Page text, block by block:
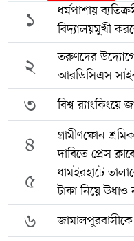
১
ধর্মপাশায়
বিদ্যালয়মুখী
২
তরুণদের উদ্যোগে
আরডিসিএস
৩ বিশ্ব র‍্যাংকিংয়ে
৪
গ্রামীণফোন
দাবিতে প্রেস
৫
ধামইরহাটে
টাকা নিয়ে উধাও
৬